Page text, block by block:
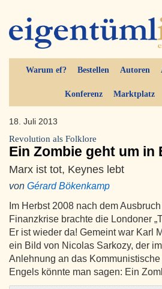
Warum ef? Bestellen Autoren
Konferenz Marktplatz
18. Juli 2013
Revolution als Folklore
Ein Zombie geht um in
Marx ist tot, Keynes lebt
von Gérard Bökenkamp
Im Herbst 2008 nach dem
Finanzkrise brachte die Londoner
Er ist wieder da! Gemeint war Karl
ein Bild von Nicolas Sarkozy, der im
Anlehnung an das
Engels könnte man sagen: Ein